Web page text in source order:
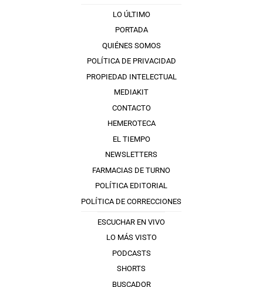
LO ÚLTIMO
PORTADA
QUIÉNES SOMOS
POLÍTICA DE PRIVACIDAD
PROPIEDAD INTELECTUAL
MEDIAKIT
CONTACTO
HEMEROTECA
EL TIEMPO
NEWSLETTERS
FARMACIAS DE TURNO
POLÍTICA EDITORIAL
POLÍTICA DE CORRECCIONES
ESCUCHAR EN VIVO
LO MÁS VISTO
PODCASTS
SHORTS
BUSCADOR